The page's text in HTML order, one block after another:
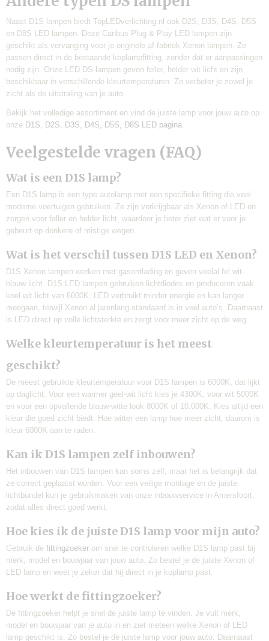
Naast D1S lampen biedt TopLEDverlichting.nl ook D2S, D3S, D4S, D5S
en D8S LED lampen. Deze Canbus Plug & Play LED lampen zijn
geschikt als vervanging voor je originele af-fabriek Xenon lampen. Ze
passen direct in de bestaande koplampfitting, zonder dat er aanpassingen
nodig zijn. Onze LED DS-lampen geven feller, helder wit licht en zijn
beschikbaar in verschillende kleurtemperaturen. Zo verbeter je zowel je
zicht als de uitstraling van je auto.
Bekijk het volledige assortiment en vind de juiste lamp voor jouw auto op
onze D1S, D2S, D3S, D4S, D5S, D8S LED pagina
Veelgestelde vragen (FAQ)
Wat is een D1S lamp?
Een D1S lamp is een type autolamp met een specifieke fitting die veel
moderne voertuigen gebruiken. Ze zijn verkrijgbaar als Xenon of LED en
zorgen voor feller en helder licht, waardoor je beter ziet wat er voor je
gebeurt op donkere of mistige wegen.
Wat is het verschil tussen D1S LED en Xenon?
D1S Xenon lampen werken met gasontlading en geven veelal fel wit-
blauw licht. D1S LED lampen gebruiken lichtdiodes en produceren vaak
koel wit licht van 6000K. LED verbruikt minder energie en kan langer
meegaan, terwijl Xenon al jarenlang standaard is in veel auto’s. Daarnaast
is LED direct op volle lichtsterkte en zorgt voor meer zicht op de weg.
Welke kleurtemperatuur is het meest
geschikt?
De meest gebruikte kleurtemperatuur voor D1S lampen is 6000K, dat lijkt
op daglicht. Voor een warmer geel-wit licht kies je 4300K, voor wit 5000K
en voor een opvallende blauw-witte look 8000K of 10.000K. Kies altijd een
kleur die goed zicht biedt. Hoe witter een lamp hoe meer zicht, daarom is
kleur 6000K aan te raden.
Kan ik D1S lampen zelf inbouwen?
Het inbouwen van D1S lampen kan soms zelf, maar het is belangrijk dat
ze correct geplaatst worden. Voor een veilige montage en de juiste
lichtbundel kun je gebruikmaken van onze inbouwservice in Amersfoort,
zodat alles direct goed werkt.
Hoe kies ik de juiste D1S lamp voor mijn auto?
Gebruik de fittingzoeker om snel te controleren welke D1S lamp past bij
merk, model en bouwjaar van jouw auto. Zo bestel je de juiste Xenon of
LED lamp en weet je zeker dat hij direct in je koplamp past.
Hoe werkt de fittingzoeker?
De fittingzoeker helpt je snel de juiste lamp te vinden. Je vult merk,
model en bouwjaar van je auto in en ziet meteen welke Xenon of LED
lamp geschikt is. Zo bestel je de juiste lamp voor jouw auto. Daarnaast